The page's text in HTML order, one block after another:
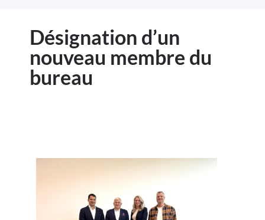
Désignation d’un
nouveau membre du
bureau